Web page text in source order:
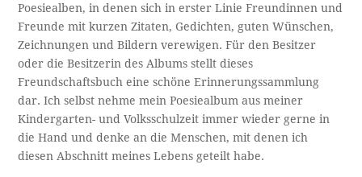
Poesiealben, in denen sich in erster Linie Freundinnen und
Freunde mit kurzen Zitaten, Gedichten, guten Wünschen,
Zeichnungen und Bildern verewigen. Für den Besitzer
oder die Besitzerin des Albums stellt dieses
Freundschaftsbuch eine schöne Erinnerungssammlung
dar. Ich selbst nehme mein Poesiealbum aus meiner
Kindergarten- und Volksschulzeit immer wieder gerne in
die Hand und denke an die Menschen, mit denen ich
diesen Abschnitt meines Lebens geteilt habe.